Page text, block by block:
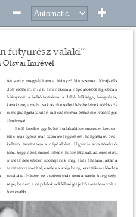
fütyürész valaki”
Olsvai Imrével
tés során megtaláltam a hiányzó láncszemet. Kirajzoló-
dott előttem, mi az, ami nekem a népdalokból legjobban
hiányzott: a belső tartalom, a dalok lelkisége, hangulata,
karaktere, amely csak azok eredeti felvételeinek többszö-
ri meghallgatása után vált számomra érthetővé, valóságos
élménnyé.
Ettől kezdve egy belső átalakuláson mentem keresz -
tül s már egész más szemmel ﬁgyeltem, hallgattam, éne-
keltem, tanítottam a népdalokat. Ugyanis arra töreked-
tem, hogy azok minél jobban hasonlítsanak az eredetire,
minél hitelesebben szólaljanak meg akár általam, akár a
tanítványaim által, esetleg a szép hang, esztétikus előadás
rovására. Hiszen ez esetben már nem a natúr hang szép-
sége, hanem a népdalok sokféleségét jelző tartalom volt a
fontosabb.